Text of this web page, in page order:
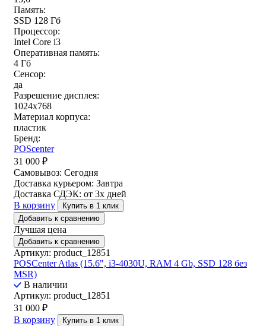
Память:
SSD 128 Гб
Процессор:
Intel Core i3
Оперативная память:
4 Гб
Сенсор:
да
Разрешение дисплея:
1024x768
Материал корпуса:
пластик
Бренд:
POScenter
31 000 ₽
Самовывоз: Сегодня
Доставка курьером: Завтра
Доставка СДЭК: от 3х дней
В корзину
Купить в 1 клик
Добавить к сравнению
Лучшая цена
Добавить к сравнению
Артикул: product_12851
POSCenter Atlas (15.6", i3-4030U, RAM 4 Gb, SSD 128 без
MSR)
В наличии
Артикул: product_12851
31 000 ₽
В корзину
Купить в 1 клик